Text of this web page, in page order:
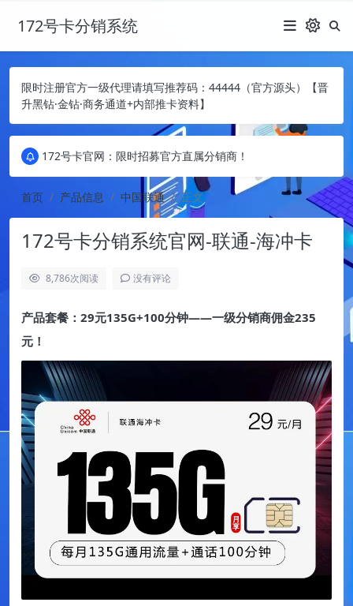
172号卡分销系统
限时注册官方一级代理请填写推荐码：44444（官方源头）【晋
升黑钻·金钻·商务通道+内部推卡资料】
172号卡官网：限时招募官方直属分销商！
172号卡官网：限时招募官方直属分销商！
172号卡官网：限时招募官方直属分销商！
首页 产品信息 中国联通 正文
172号卡分销系统官网-联通-海冲卡
8,786次阅读 没有评论
产品套餐：29元135G+100分钟——一级分销商佣金235
元！